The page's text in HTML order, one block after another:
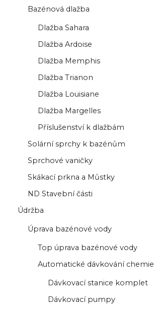
Bazénová dlažba
Dlažba Sahara
Dlažba Ardoise
Dlažba Memphis
Dlažba Trianon
Dlažba Louisiane
Dlažba Margelles
Příslušenství k dlažbám
Solární sprchy k bazénům
Sprchové vaničky
Skákací prkna a Můstky
ND Stavební části
Údržba
Úprava bazénové vody
Top úprava bazénové vody
Automatické dávkování chemie
Dávkovací stanice komplet
Dávkovací pumpy